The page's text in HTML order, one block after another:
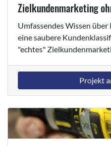
Zielkundenmarketing
Umfassendes Wissen
eine saubere
"echtes"
Projekt